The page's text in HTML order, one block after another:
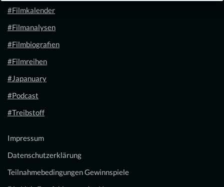
#Filmkalender
#Filmanalysen
#Filmbiografien
#Filmreihen
#Japanuary
#Podcast
#Treibstoff
Impressum
Datenschutzerklärung
Teilnahmebedingungen Gewinnspiele